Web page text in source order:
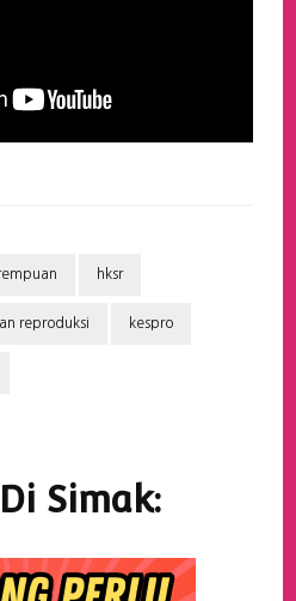
hksr
reproduksi kespro
Simak: